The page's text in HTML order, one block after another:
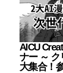
AICU
ナー ～ ク
大集合！